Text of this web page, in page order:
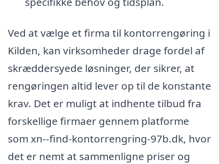
Ved at vælge et firma til kontorrengøring i
Kilden, kan virksomheder drage fordel af
skræddersyede løsninger, der sikrer, at
rengøringen altid lever op til de konstante
krav. Det er muligt at indhente tilbud fra
forskellige firmaer gennem platforme
som xn--find-kontorrengring-97b.dk, hvor
det er nemt at sammenligne priser og